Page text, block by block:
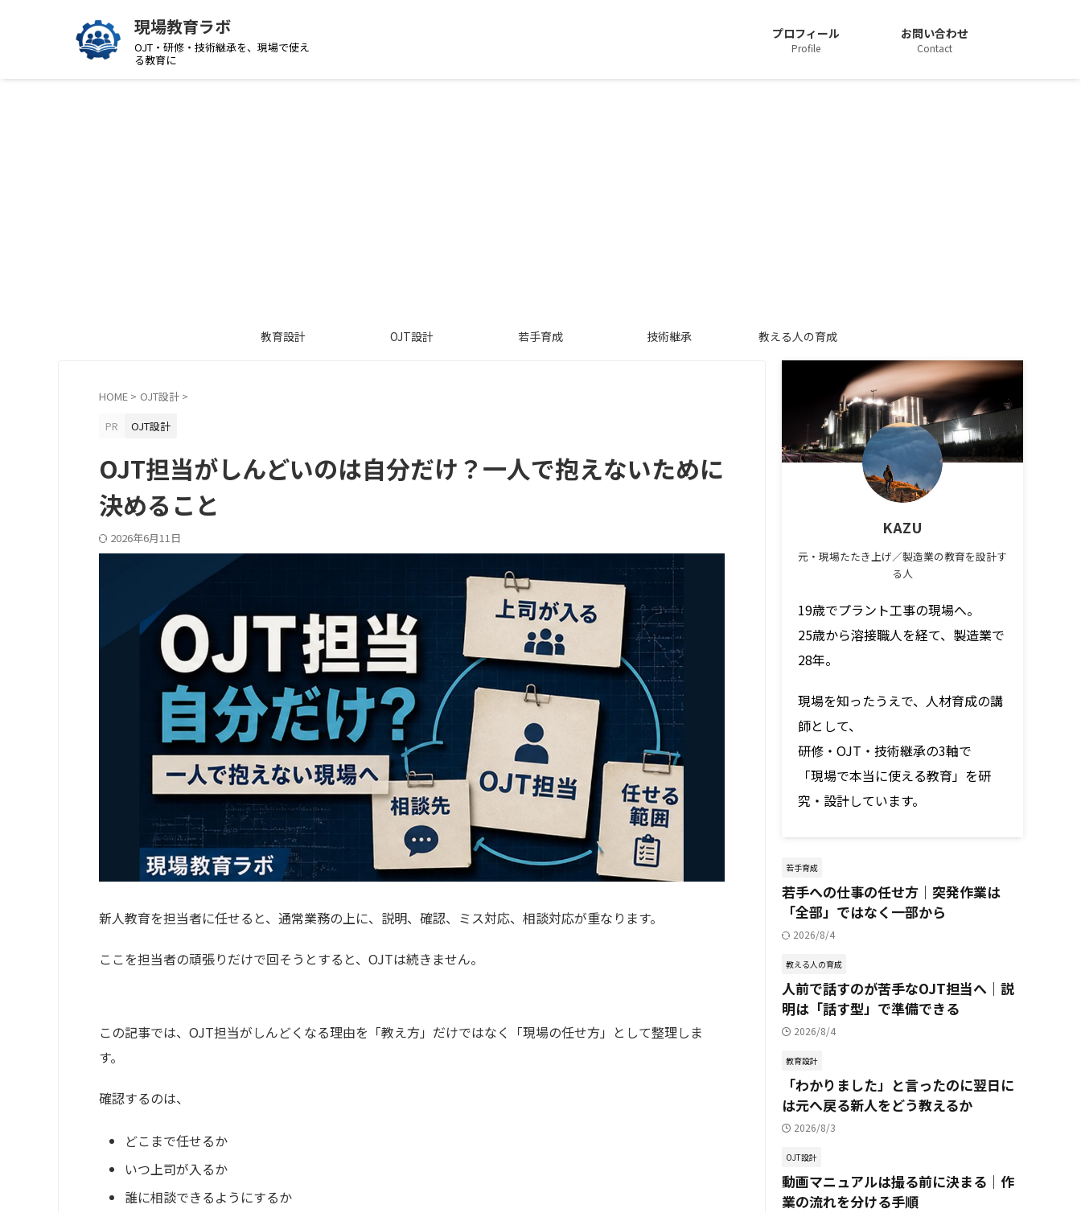
現場教育ラボ
OJT・研修・技術継承を、現場で使え
る教育に
プロフィール
Profile
お問い合わせ
Contact
教育設計 OJT設計 若手育成 技術継承 教える人の育成
HOME > OJT設計 >
PR
OJT設計
OJT担当がしんどいのは自分だけ？一人で抱えないために
決めること
2026年6月11日
新人教育を担当者に任せると、通常業務の上に、説明、確認、ミス対応、相談対応が重なります。
ここを担当者の頑張りだけで回そうとすると、OJTは続きません。
この記事では、OJT担当がしんどくなる理由を「教え方」だけではなく「現場の任せ方」として整理しま
す。
確認するのは、
どこまで任せるか
いつ上司が入るか
誰に相談できるようにするか
KAZU
元・現場たたき上げ／製造業の教育を設計す
る人
19歳でプラント工事の現場へ。
25歳から溶接職人を経て、製造業で
28年。
現場を知ったうえで、人材育成の講
師として、
研修・OJT・技術継承の3軸で
「現場で本当に使える教育」を研
究・設計しています。
若手育成
若手への仕事の任せ方｜突発作業は
「全部」ではなく一部から
2026/8/4
教える人の育成
人前で話すのが苦手なOJT担当へ｜説
明は「話す型」で準備できる
2026/8/4
教育設計
「わかりました」と言ったのに翌日に
は元へ戻る新人をどう教えるか
2026/8/3
OJT設計
動画マニュアルは撮る前に決まる｜作
業の流れを分ける手順